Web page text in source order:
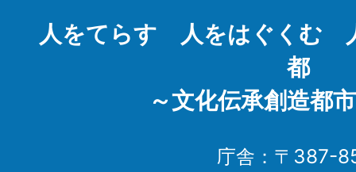
人をてらす 人をはぐくむ
都
～文化伝承創造都
庁舎：〒387-